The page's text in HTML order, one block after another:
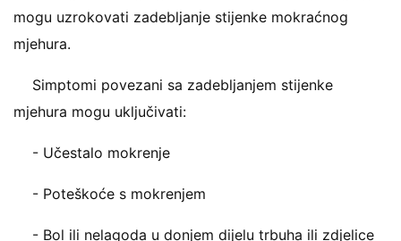
mogu uzrokovati zadebljanje stijenke mokraćnog
mjehura.
Simptomi povezani sa zadebljanjem stijenke
mjehura mogu uključivati:
- Učestalo mokrenje
- Poteškoće s mokrenjem
- Bol ili nelagoda u donjem dijelu trbuha ili zdjelice